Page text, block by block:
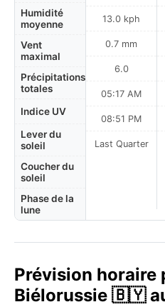
Humidité
moyenne
Vent
maximal
Précipitations
totales
Indice UV
Lever du
soleil
Coucher du
soleil
Phase de la
lune
13.0 kph
0.7 mm
6.0
05:17 AM
08:51 PM
Last Quarter
Prévision horaire
Biélorussie 🇧🇾